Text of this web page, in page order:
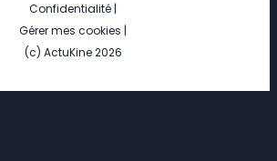
Confidentialité |
Gérer mes cookies |
(c) ActuKine 2026